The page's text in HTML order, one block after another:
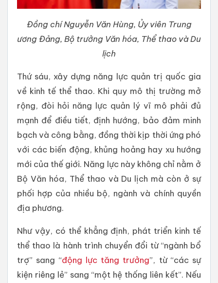
Đồng chí Nguyễn Văn Hùng, Ủy viên Trung
ương Đảng, Bộ trưởng Văn hóa, Thể thao và Du
lịch
Thứ sáu, xây dựng năng lực quản trị quốc gia
về kinh tế thể thao. Khi quy mô thị trường mở
rộng, đòi hỏi năng lực quản lý vĩ mô phải đủ
mạnh để điều tiết, định hướng, bảo đảm minh
bạch và công bằng, đồng thời kịp thời ứng phó
với các biến động, khủng hoảng hay xu hướng
mới của thế giới. Năng lực này không chỉ nằm ở
Bộ Văn hóa, Thể thao và Du lịch mà còn ở sự
phối hợp của nhiều bộ, ngành và chính quyền
địa phương.
Như vậy, có thể khẳng định, phát triển kinh tế
thể thao là hành trình chuyển đổi từ “ngành bổ
trợ” sang “động lực tăng trưởng”, từ “các sự
kiện riêng lẻ” sang “một hệ thống liên kết”. Nếu